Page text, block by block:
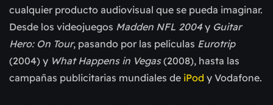
cualquier producto audiovisual que se pueda imaginar.
Desde los videojuegos Madden NFL 2004y Guitar
Hero: On Tour, pasando por las películas Eurotrip
(2004) y What Happens in Vegas(2008), hasta las
campañas publicitarias mundiales de iPod y Vodafone.